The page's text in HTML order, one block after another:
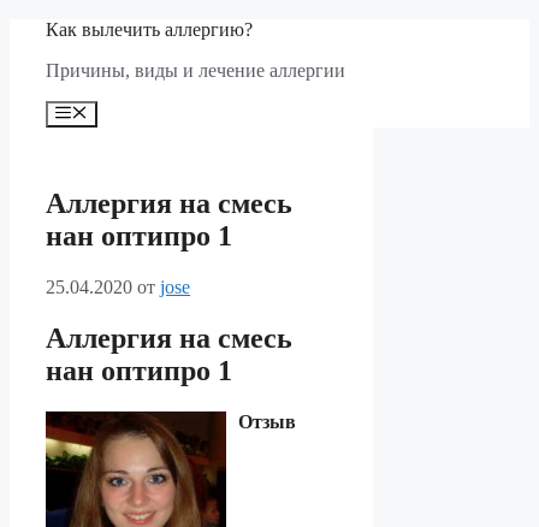
Перейти
содержимому
Как вылечить аллергию?
Причины, виды и лечение аллергии
Меню
Аллергия на смесь
нан оптипро 1
25.04.2020 от jose
Аллергия на смесь
нан оптипро 1
Отзыв